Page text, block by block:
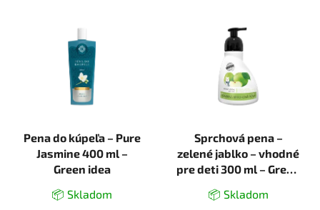
Pena do kúpeľa – Pure
Jasmine 400 ml –
Green idea
📦 Skladom
Sprchová pena –
zelené jablko – vhodné
pre deti 300 ml – Green
📦 Skladom